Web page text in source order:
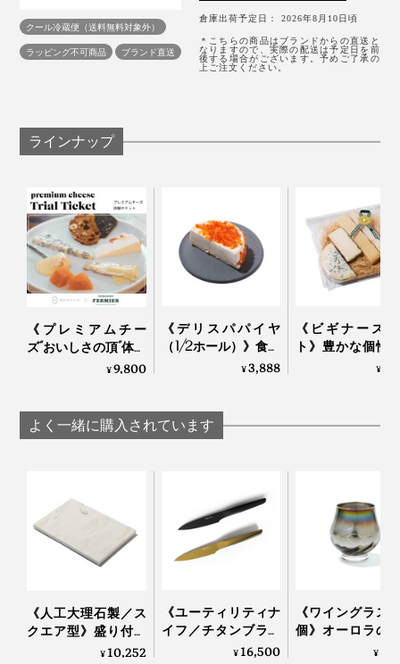
シャンパン片手の週末ブランチに、午後のティータイム
に、非甘党用のバースデーケーキにもぴったり。大切な
人との時間がキラキラ輝きます。
「デリスパパイヤ」のベース生地は、かの有名な美食家
1930年代にパリでデビューすると一躍、話題をさらっ
不動の人気の理由は、牛乳に生クリームを加える「ダブ
ルクリーム」製法で作られた濃厚なコクと、とろけるよ
うななめらか食感。それでいて、さわやかな酸味が引き
チーズラバーの舌を満足させてきました。
クール冷蔵便（送料無料対象外）
ラッピング不可商品
ブランド直送
倉庫出荷予定日： 2026年8月10日頃
＊こちらの商品はブランドからの直送と
なりますので、実際の配送は予定日を前
後する場合がございます。予めご了承の
上ご注文ください。
ラインナップ
《プレミアムチー
ズ“おいしさの頂”体験
チケット》チーズ概
¥9,800
《デリスパパイヤ
（1/2ホール）》食卓
が華やぐ、ケーキの
ミエ
¥3,888
《ビギナーズ
ト》豊かな個性
べやすさが両立
¥
よく一緒に購入されています
《人工大理石製／ス
クエア型》盛り付け
が見違えて、会話が
¥10,252
《ユーティリティナ
イフ／チタンブラッ
ク＆ゴールド》
¥16,500
《ワイングラス
個》オーロラの
で眼福を、まろ
¥